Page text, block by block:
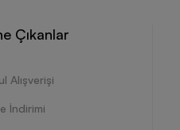
Çıkanlar
Alışverişi
İndirimi